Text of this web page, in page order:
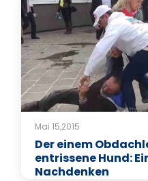
Mai 15,2015
Der einem
entrissene Hund:
Nachdenken